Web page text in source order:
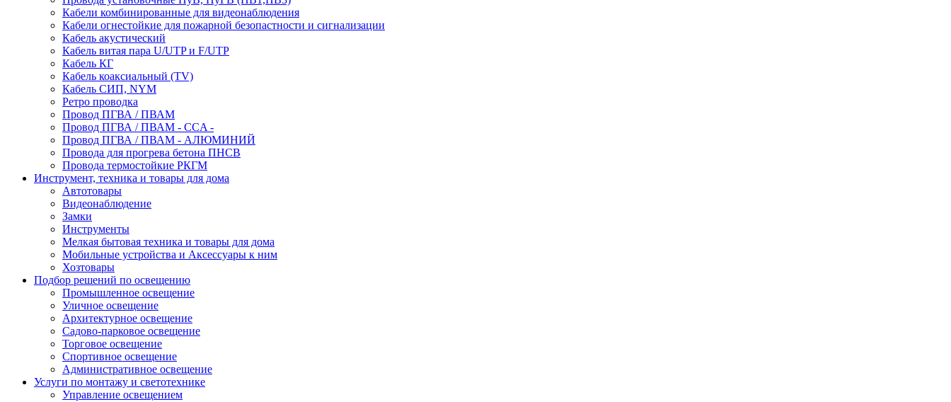
Кабели комбинированные для видеонаблюдения
Кабели огнестойкие для пожарной безопастности и сигнализации
Кабель акустический
Кабель витая пара U/UTP и F/UTP
Кабель КГ
Кабель коаксиальный (TV)
Кабель СИП, NYM
Ретро проводка
Провод ПГВА / ПВАМ
Провод ПГВА / ПВАМ - CCA -
Провод ПГВА / ПВАМ - АЛЮМИНИЙ
Провода для прогрева бетона ПНСВ
Провода термостойкие РКГМ
Инструмент, техника и товары для дома
Автотовары
Видеонаблюдение
Замки
Инструменты
Мелкая бытовая техника и товары для дома
Мобильные устройства и Аксессуары к ним
Хозтовары
Подбор решений по освещению
Промышленное освещение
Уличное освещение
Архитектурное освещение
Садово-парковое освещение
Торговое освещение
Спортивное освещение
Административное освещение
Услуги по монтажу и светотехнике
Управление освещением